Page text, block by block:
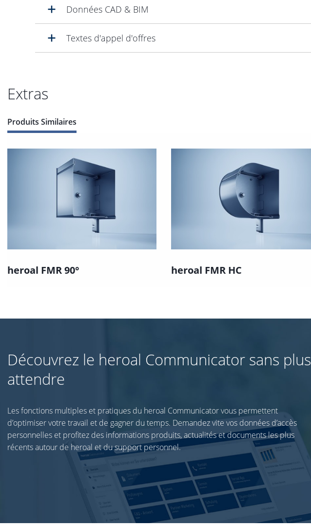
Données CAD & BIM
Textes d'appel d'offres
Extras
Produits Similaires
heroal FMR 90° heroal FMR HC
Découvrez le heroal Communicator sans plus
attendre
Les fonctions multiples et pratiques du heroal Communicator vous permettent
d’optimiser votre travail et de gagner du temps. Demandez vite vos données d’accès
personnelles et profitez des informations produits, actualités et documents les plus
récents autour de heroal et du support personnel.